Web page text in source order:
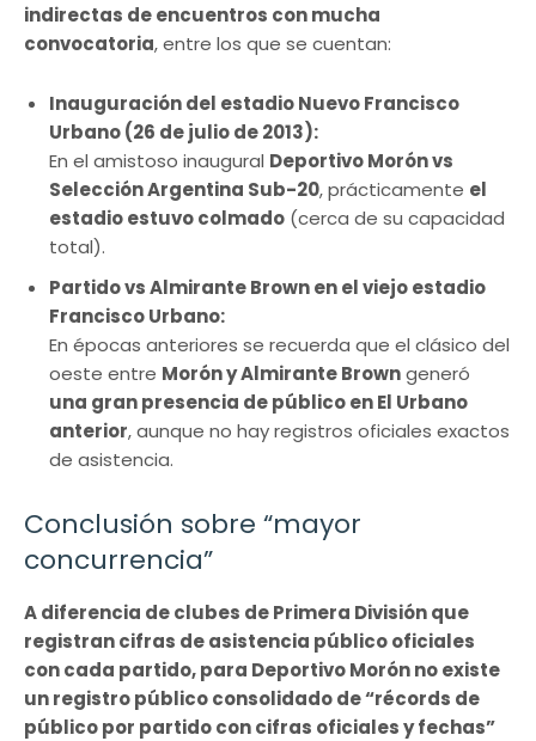
indirectas de encuentros con mucha
convocatoria, entre los que se cuentan:
Inauguración del estadio Nuevo Francisco
Urbano (26 de julio de 2013):
En el amistoso inaugural Deportivo Morón vs
Selección Argentina Sub-20, prácticamente el
estadio estuvo colmado (cerca de su capacidad
total).
Partido vs Almirante Brown en el viejo estadio
Francisco Urbano:
En épocas anteriores se recuerda que el clásico del
oeste entre Morón y Almirante Browngeneró
una gran presencia de público en El Urbano
anterior, aunque no hay registros oficiales exactos
de asistencia.
Conclusión sobre “mayor
concurrencia”
A diferencia de clubes de Primera División que
registran cifras de asistencia público oficiales
con cada partido, para Deportivo Morón no existe
un registro público consolidado de “récords de
público por partido con cifras oficiales y fechas”